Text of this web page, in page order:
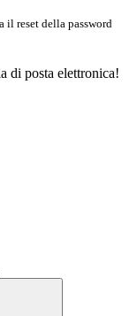
il reset della password
di posta elettronica!